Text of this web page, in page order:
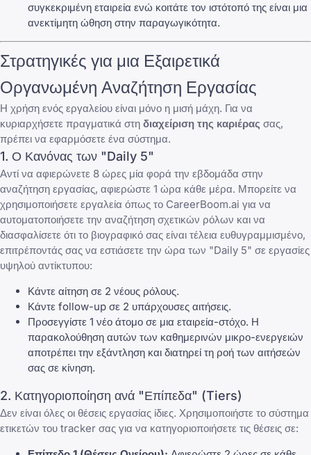
συγκεκριμένη εταιρεία ενώ κοιτάτε τον ιστότοπό της είναι μια
ανεκτίμητη ώθηση στην παραγωγικότητα.
Στρατηγικές για μια Εξαιρετικά
Οργανωμένη Αναζήτηση Εργασίας
Η χρήση ενός εργαλείου είναι μόνο η μισή μάχη. Για να
κυριαρχήσετε πραγματικά στη διαχείριση της καριέρας σας,
πρέπει να εφαρμόσετε ένα σύστημα.
1. Ο Κανόνας των "Daily 5"
Αντί να αφιερώνετε 8 ώρες μία φορά την εβδομάδα στην
αναζήτηση εργασίας, αφιερώστε 1 ώρα κάθε μέρα. Μπορείτε να
χρησιμοποιήσετε εργαλεία όπως το CareerBoom.ai για να
αυτοματοποιήσετε την αναζήτηση σχετικών ρόλων και να
διασφαλίσετε ότι το βιογραφικό σας είναι τέλεια ευθυγραμμισμένο,
επιτρέποντάς σας να εστιάσετε την ώρα των "Daily 5" σε εργασίες
υψηλού αντίκτυπου:
Κάντε αίτηση σε 2 νέους ρόλους.
Κάντε follow-up σε 2 υπάρχουσες αιτήσεις.
Προσεγγίστε 1 νέο άτομο σε μια εταιρεία-στόχο. Η
παρακολούθηση αυτών των καθημερινών μικρο-ενεργειών
αποτρέπει την εξάντληση και διατηρεί τη ροή των αιτήσεών
σας σε κίνηση.
2. Κατηγοριοποίηση ανά "Επίπεδα" (Tiers)
Δεν είναι όλες οι θέσεις εργασίας ίδιες. Χρησιμοποιήστε το σύστημα
ετικετών του tracker σας για να κατηγοριοποιήσετε τις θέσεις σε: